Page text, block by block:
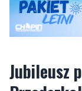
Jubileusz
M Marcin